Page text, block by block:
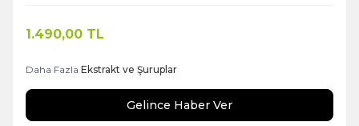
1.490,00 TL
Daha Fazla Ekstrakt ve Şuruplar
Gelince Haber Ver